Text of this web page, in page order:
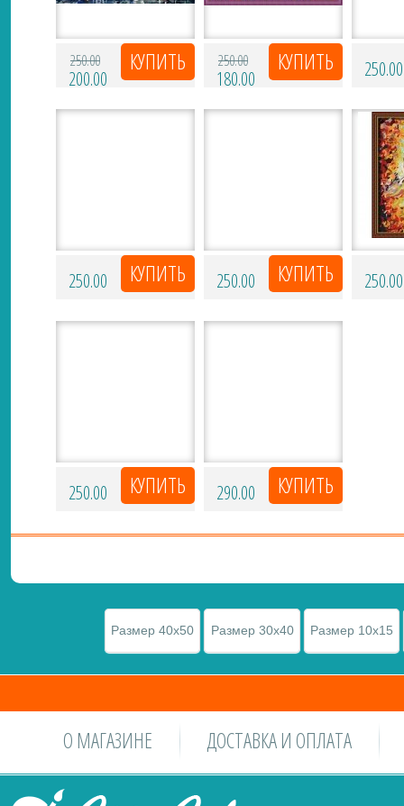
250.00
200.00
250.00
180.00 250.00
250.00 250.00 250.00
250.00 290.00
Размер 40х50 Размер 30x40 Размер 10x15
О МАГАЗИНЕ ДОСТАВКА И ОПЛАТА